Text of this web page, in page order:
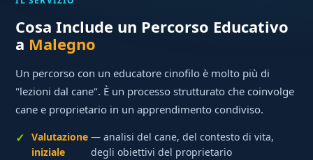
Cosa Include un Percorso Educativo
a Malegno
Un percorso con un educatore cinofilo è molto più di
"lezioni dal cane". È un processo strutturato che coinvolge
cane e proprietario in un apprendimento condiviso.
Valutazione
iniziale
— analisi del cane, del contesto di vita,
degli obiettivi del proprietario